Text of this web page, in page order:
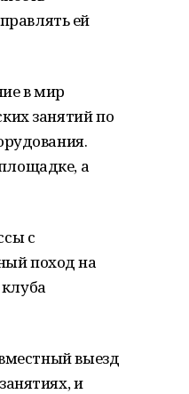
ей
в мир
занятий по
а
с
поход на
выезд
и